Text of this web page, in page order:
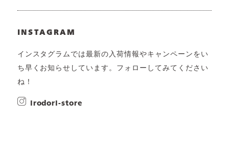
INSTAGRAM
インスタグラムでは最新の入荷情報やキャンペーンをい
ち早くお知らせしています。フォローしてみてください
ね！
irodori-store